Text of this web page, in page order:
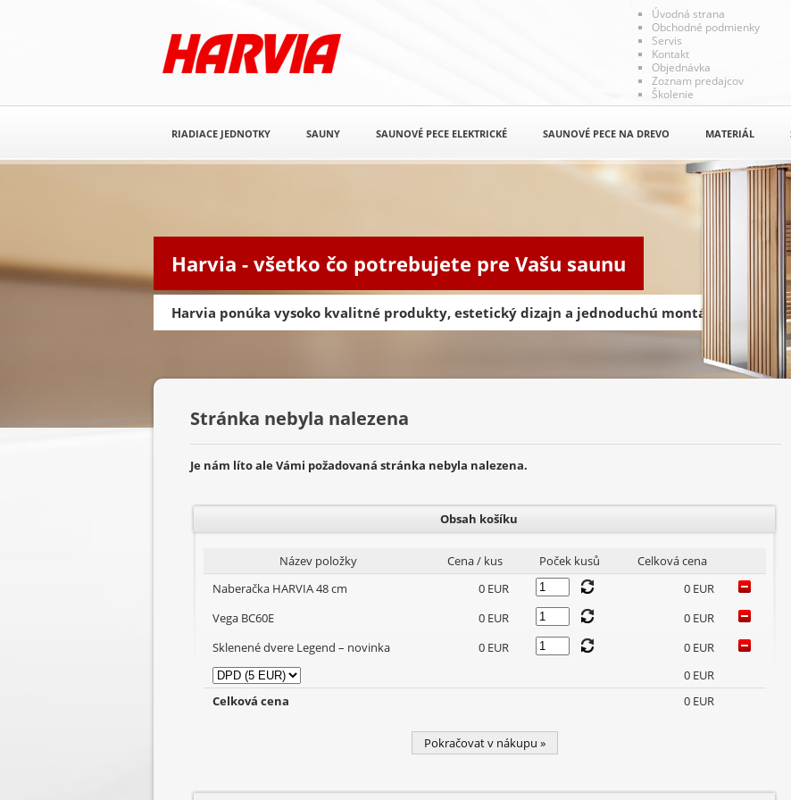
Harvia - všetko čo potrebujete pre Vašu saunu
Harvia ponúka vysoko kvalitné produkty, estetický dizajn a jednoduchú montáž
Úvodná strana
Obchodné podmienky
Servis
Kontakt
Objednávka
Zoznam predajcov
Školenie
RIADIACE JEDNOTKY SAUNY SAUNOVÉ PECE ELEKTRICKÉ SAUNOVÉ PECE NA DREVO MATERIÁL
Stránka nebyla nalezena
Je nám líto ale Vámi požadovaná stránka nebyla nalezena.
Obsah košíku
Název položky Cena / kus Poček kusů
Celková cena
Naberačka HARVIA 48 cm
0 EUR
0 EUR
Vega BC60E
0 EUR
0 EUR
Sklenené dvere Legend – novinka
0 EUR
0 EUR
0 EUR
Celková cena
0 EUR
Pokračovat v nákupu »